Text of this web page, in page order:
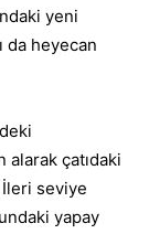
yeni
da heyecan
çatıdaki
seviye
yapay